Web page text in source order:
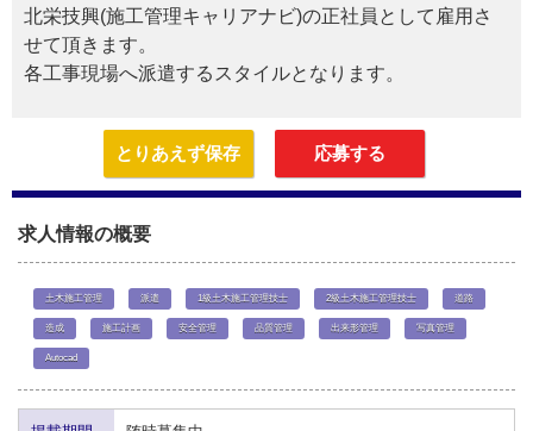
北栄技興(施工管理キャリアナビ)の正社員として雇用さ
せて頂きます。
各工事現場へ派遣するスタイルとなります。
とりあえず保存 応募する
求人情報の概要
土木施工管理 派遣 1級土木施工管理技士 2級土木施工管理技士 道路
造成 施工計画 安全管理 品質管理 出来形管理 写真管理
Autocad